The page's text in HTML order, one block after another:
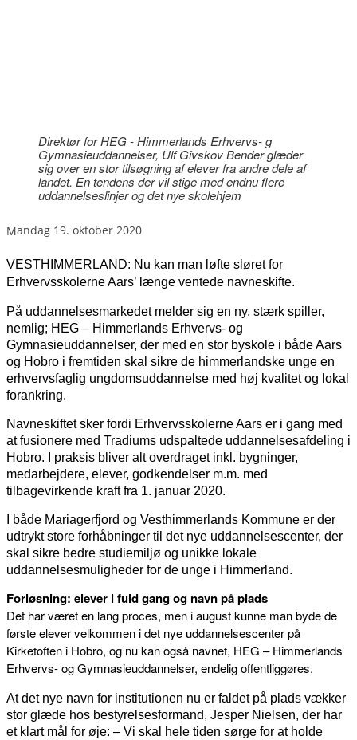
Direktør for HEG - Himmerlands Erhvervs- g
Gymnasieuddannelser, Ulf Givskov Bender glæder
sig over en stor tilsøgning af elever fra andre dele af
landet. En tendens der vil stige med endnu flere
uddannelseslinjer og det nye skolehjem
mandag 19. oktober 2020
VESTHIMMERLAND: Nu kan man løfte sløret for
Erhvervsskolerne Aars’ længe ventede navneskifte.
På uddannelsesmarkedet melder sig en ny, stærk spiller,
nemlig; HEG – Himmerlands Erhvervs- og
Gymnasieuddannelser, der med en stor byskole i både Aars
og Hobro i fremtiden skal sikre de himmerlandske unge en
erhvervsfaglig ungdomsuddannelse med høj kvalitet og lokal
forankring.
Navneskiftet sker fordi Erhvervsskolerne Aars er i gang med
at fusionere med Tradiums udspaltede uddannelsesafdeling i
Hobro. I praksis bliver alt overdraget inkl. bygninger,
medarbejdere, elever, godkendelser m.m. med
tilbagevirkende kraft fra 1. januar 2020.
I både Mariagerfjord og Vesthimmerlands Kommune er der
udtrykt store forhåbninger til det nye uddannelsescenter, der
skal sikre bedre studiemiljø og unikke lokale
uddannelsesmuligheder for de unge i Himmerland.
Forløsning: elever i fuld gang og navn på plads
Det har været en lang proces, men i august kunne man byde de
første elever velkommen i det nye uddannelsescenter på
Kirketoften i Hobro, og nu kan også navnet, HEG – Himmerlands
Erhvervs- og Gymnasieuddannelser, endelig offentliggøres.
At det nye navn for institutionen nu er faldet på plads vækker
stor glæde hos bestyrelsesformand, Jesper Nielsen, der har
et klart mål for øje: – Vi skal hele tiden sørge for at holde